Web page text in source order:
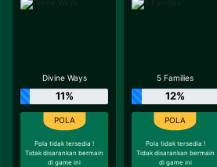
Divine Ways
11%
Pola tidak tersedia !
Tidak disarankan bermain
di game ini
5 Families
12%
Pola tidak tersedia !
Tidak disarankan bermain
di game ini